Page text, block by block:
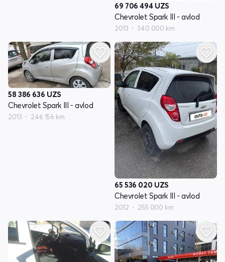
69 706 494 UZS
Chevrolet Spark III - avlod
2013 340 000 km
58 386 636 UZS
Chevrolet Spark III - avlod
2013 246 156 km
65 536 020 UZS
Chevrolet Spark III - avlod
2012 255 000 km